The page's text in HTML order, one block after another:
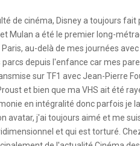
de cinéma, Disney a toujours
Mulan a été le premier long-
Paris, au-delà de mes journées
depuis l'enfance car mes
sur TF1 avec Jean-Pierre
et bien que ma VHS ait été
en intégralité donc parfois je
avatar, j'ai toujours aimé et me
et qui est torturé.